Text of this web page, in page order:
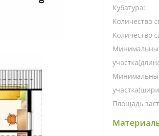
Кубатура:
Количество
Количество
Площадь